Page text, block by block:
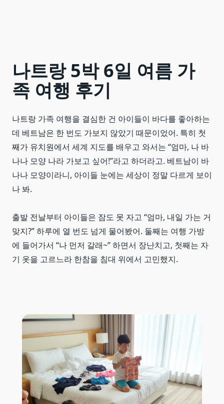
나트랑 5박 6일 여름 가
족 여행 후기
나트랑 가족 여행을 결심한 건 아이들이 바다를 좋아하는
데 베트남은 한 번도 가보지 않았기 때문이었어. 특히 첫
째가 유치원에서 세계 지도를 배우고 와서는 “엄마, 나 바
나나 모양 나라 가보고 싶어!”라고 하더라고. 베트남이 바
나나 모양이라니, 아이들 눈에는 세상이 정말 다르게 보이
나 봐.
출발 전날부터 아이들은 잠도 못 자고 “엄마, 내일 가는 거
맞지?” 하루에 열 번도 넘게 물어봤어. 둘째는 여행 가방
에 들어가서 “나 먼저 갈래~” 하면서 장난치고, 첫째는 자
기 옷을 고르느라 한참을 침대 위에서 고민했지.